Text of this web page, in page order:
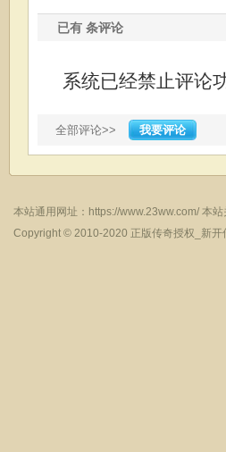
已有 条评论
系统已经禁止评论
全部评论>> 我要评论
本站通用网址： https://www.23ww.com/ 本站
Copyright © 2010-2020 正版传奇授权_新